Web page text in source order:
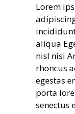
Lorem
aliqua
nisl nisi
rhoncus
egestas
porta
senectus